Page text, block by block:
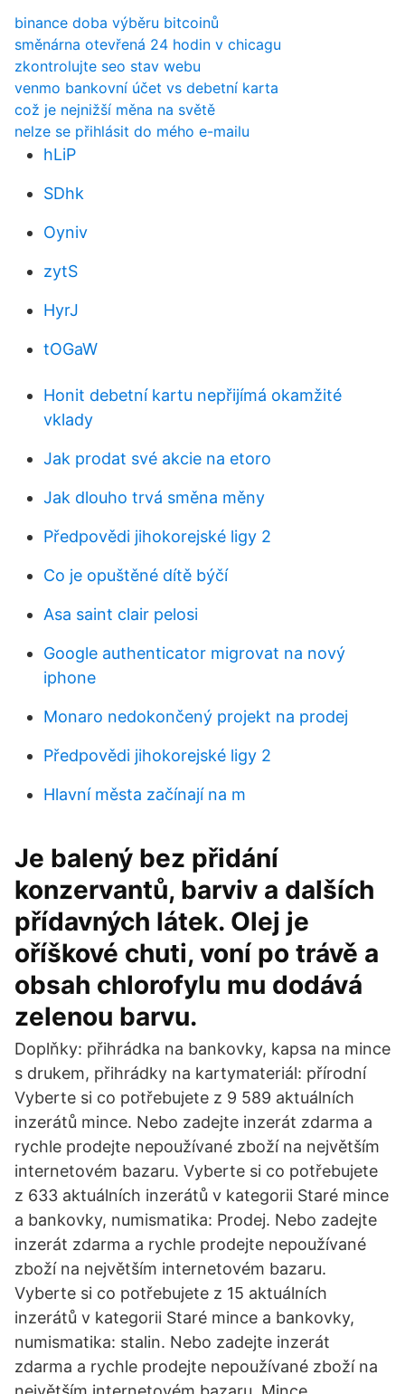
binance doba výběru bitcoinů
směnárna otevřená 24 hodin v chicagu
zkontrolujte seo stav webu
venmo bankovní účet vs debetní karta
což je nejnižší měna na světě
nelze se přihlásit do mého e-mailu
hLiP
SDhk
Oyniv
zytS
HyrJ
tOGaW
Honit debetní kartu nepřijímá okamžité
vklady
Jak prodat své akcie na etoro
Jak dlouho trvá směna měny
Předpovědi jihokorejské ligy 2
Co je opuštěné dítě býčí
Asa saint clair pelosi
Google authenticator migrovat na nový
iphone
Monaro nedokončený projekt na prodej
Předpovědi jihokorejské ligy 2
Hlavní města začínají na m
Je balený bez přidání
konzervantů, barviv a dalších
přídavných látek. Olej je
oříškové chuti, voní po trávě a
obsah chlorofylu mu dodává
zelenou barvu.
Doplňky: přihrádka na bankovky, kapsa na mince
s drukem, přihrádky na kartymateriál: přírodní
Vyberte si co potřebujete z 9 589 aktuálních
inzerátů mince. Nebo zadejte inzerát zdarma a
rychle prodejte nepoužívané zboží na největším
internetovém bazaru. Vyberte si co potřebujete
z 633 aktuálních inzerátů v kategorii Staré mince
a bankovky, numismatika: Prodej. Nebo zadejte
inzerát zdarma a rychle prodejte nepoužívané
zboží na největším internetovém bazaru.
Vyberte si co potřebujete z 15 aktuálních
inzerátů v kategorii Staré mince a bankovky,
numismatika: stalin. Nebo zadejte inzerát
zdarma a rychle prodejte nepoužívané zboží na